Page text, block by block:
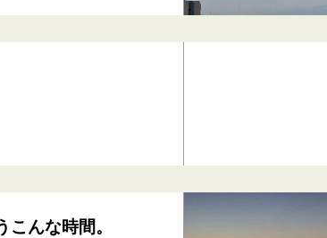
んな時間。